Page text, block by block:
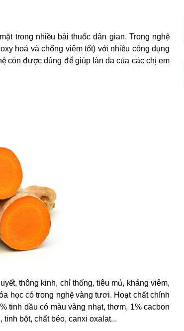
trong nhiều bài thuốc dân gian. Trong nghệ
hoá và chống viêm tốt) với nhiều công dụng
còn được dùng để giúp làn da của các chị em
thông kinh, chỉ thống, tiêu mủ, kháng viêm,
học có trong nghệ vàng tươi. Hoạt chất chính
tinh dầu có màu vàng nhạt, thơm, 1% cacbon
bột, chất béo, canxi oxalat...